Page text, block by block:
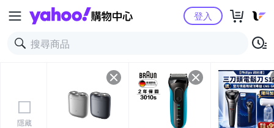
Yahoo購物中心登入
隱藏